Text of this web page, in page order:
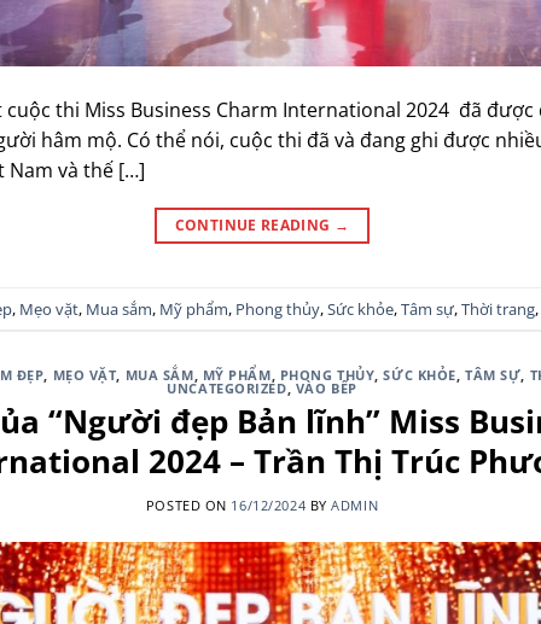
cuộc thi Miss Business Charm International 2024 đã
hâm mộ. Có thể nói, cuộc thi đã và đang ghi được
Nam và thế […]
CONTINUE READING →
, Mẹo vặt, Mua sắm, Mỹ phẩm, Phong thủy,Sức khỏe,Tâm sự,Thời trang,
ĐẸP, MẸO VẶT, MUA SẮM, MỸ PHẨM, PHONG THỦY,SỨC KHỎE,TÂM SỰ,
UNCATEGORIZED, VÀO BẾP
“Người đẹp Bản lĩnh” Miss
2024 – Trần Thị Trúc
POSTED ON 16/12/2024 BYADMIN